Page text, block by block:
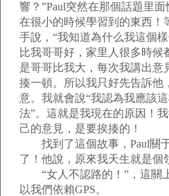
響？”Paul突然在那個話題里
在很小的時候學習到的東西！
手說，“我知道為什么我這個
比我哥哥好，家里人很多時候
是哥哥比我大，每次我講出意
揍一頓。所以我只好先告訴他
意。我就會說“我認為我應該
法”。這就是我現在的原因！
己的意見，是要挨揍的！
找到了這個故事，Paul關
了！他說，原來我天生就是個
“女人不認路的！”，這關
以我們依賴GPS。